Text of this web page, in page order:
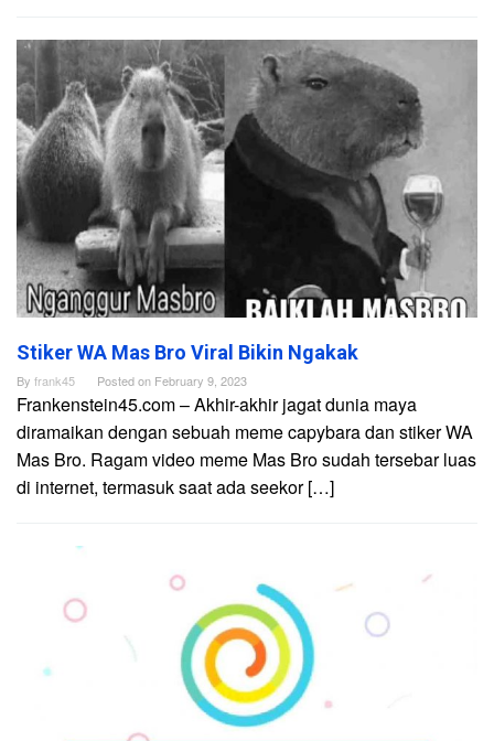
Stiker WA Mas Bro Viral Bikin Ngakak
By frank45 Posted on February 9, 2023
Frankenstein45.com – Akhir-akhir jagat dunia maya
diramaikan dengan sebuah meme capybara dan stiker WA
Mas Bro. Ragam video meme Mas Bro sudah tersebar luas
di internet, termasuk saat ada seekor […]